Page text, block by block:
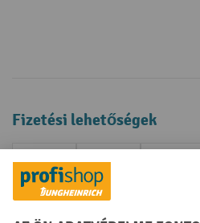
Fizetési lehetőségek
Creditcard (Master)Creditcard (Visa)
Előrefizetés